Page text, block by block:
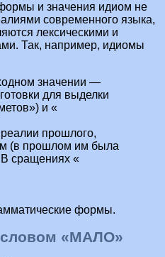
и значения идиом не
современного языка,
лексическими и
Так, например, идиомы
значении —
для выделки
и «
прошлого,
(в прошлом им была
сращениях «
формы.
«МАЛО»